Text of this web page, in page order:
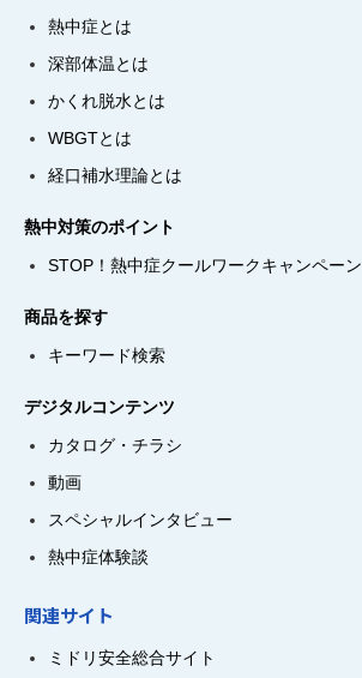
熱中症とは
深部体温とは
かくれ脱水とは
WBGTとは
経口補水理論とは
熱中対策のポイント
STOP！熱中症クールワークキャンペーン
商品を探す
キーワード検索
デジタルコンテンツ
カタログ・チラシ
動画
スペシャルインタビュー
熱中症体験談
関連サイト
ミドリ安全総合サイト